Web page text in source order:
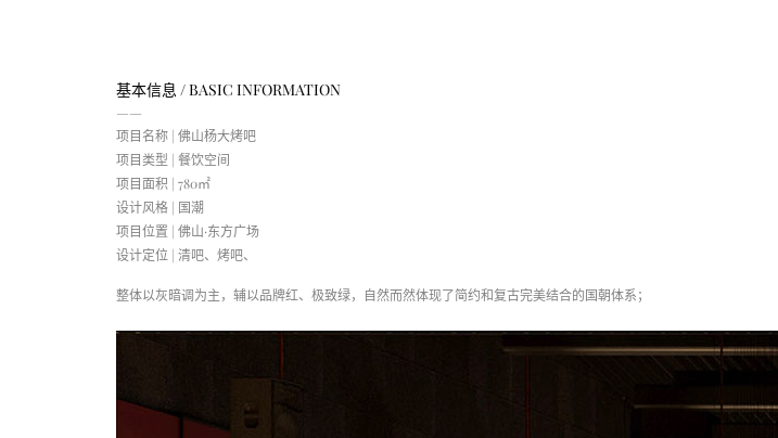
基本信息 / BASIC INFORMATION
——
项目名称 | 佛山杨大烤吧
项目类型 | 餐饮空间
项目面积 | 780㎡
设计风格 | 国潮
项目位置 | 佛山·东方广场
设计定位 | 清吧、烤吧、
整体以灰暗调为主，辅以品牌红、极致绿，自然而然体现了简约和复古完美结合的国朝体系；